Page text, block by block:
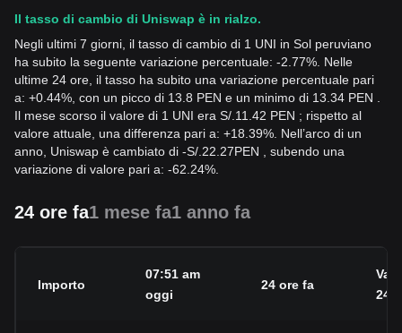
Il tasso di cambio di Uniswap è in rialzo.
Negli ultimi 7 giorni, il tasso di cambio di 1 UNI in Sol peruviano
ha subito la seguente variazione percentuale: -2.77%. Nelle
ultime 24 ore, il tasso ha subito una variazione percentuale pari
a: +0.44%, con un picco di 13.8 PEN e un minimo di 13.34 PEN .
Il mese scorso il valore di 1 UNI era S/.11.42 PEN ; rispetto al
valore attuale, una differenza pari a: +18.39%. Nell’arco di un
anno, Uniswap è cambiato di -S/. 22.27PEN , subendo una
variazione di valore pari a: -62.24%.
24 ore fa1 mese fa1 anno fa
Importo
07:51 am
oggi
24 ore fa
24h